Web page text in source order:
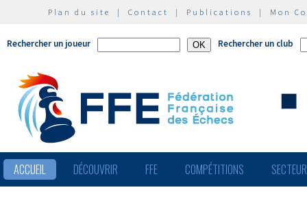
Plan du site | Contact | Publications | Mon
Rechercher un joueur Rechercher un club
ACCUEIL DÉCOUVRIR FFE COMPÉTITIONS